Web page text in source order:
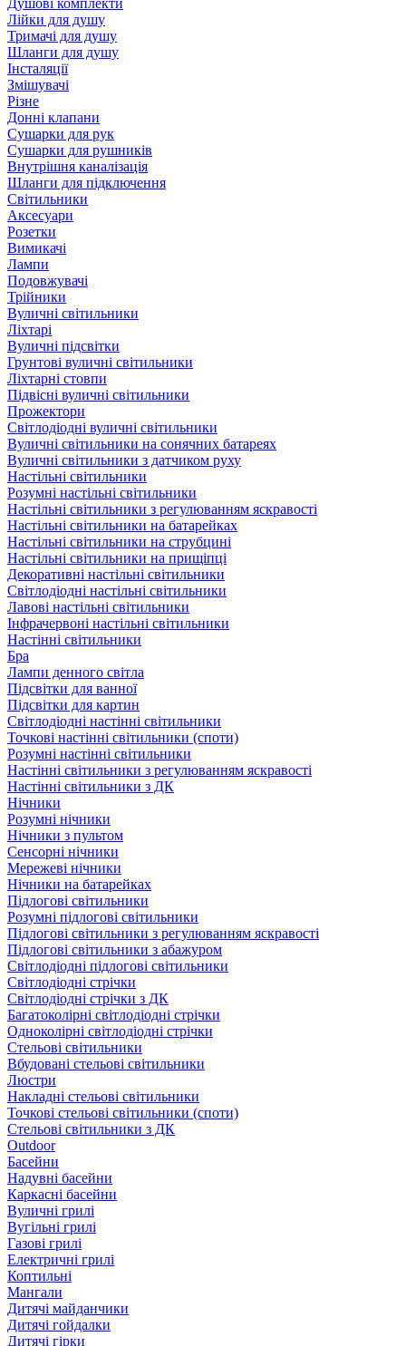
Душові комплекти
Лійки для душу
Тримачі для душу
Шланги для душу
Інсталяції
Змішувачі
Різне
Донні клапани
Сушарки для рук
Сушарки для рушників
Внутрішня каналізація
Шланги для підключення
Світильники
Аксесуари
Розетки
Вимикачі
Лампи
Подовжувачі
Трійники
Вуличні світильники
Ліхтарі
Вуличні підсвітки
Грунтові вуличні світильники
Ліхтарні стовпи
Підвісні вуличні світильники
Прожектори
Світлодіодні вуличні світильники
Вуличні світильники на сонячних батареях
Вуличні світильники з датчиком руху
Настільні світильники
Розумні настільні світильники
Настільні світильники з регулюванням яскравості
Настільні світильники на батарейках
Настільні світильники на струбцині
Настільні світильники на прищіпці
Декоративні настільні світильники
Світлодіодні настільні світильники
Лавові настільні світильники
Інфрачервоні настільні світильники
Настінні світильники
Бра
Лампи денного світла
Підсвітки для ванної
Підсвітки для картин
Світлодіодні настінні світильники
Точкові настінні світильники (споти)
Розумні настінні світильники
Настінні світильники з регулюванням яскравості
Настінні світильники з ДК
Нічники
Розумні нічники
Нічники з пультом
Сенсорні нічники
Мережеві нічники
Нічники на батарейках
Підлогові світильники
Розумні підлогові світильники
Підлогові світильники з регулюванням яскравості
Підлогові світильники з абажуром
Світлодіодні підлогові світильники
Світлодіодні стрічки
Світлодіодні стрічки з ДК
Багатоколірні світлодіодні стрічки
Одноколірні світлодіодні стрічки
Стельові світильники
Вбудовані стельові світильники
Люстри
Накладні стельові світильники
Точкові стельові світильники (споти)
Стельові світильники з ДК
Outdoor
Басейни
Надувні басейни
Каркасні басейни
Вуличні грилі
Вугільні грилі
Газові грилі
Електричні грилі
Коптильні
Мангали
Дитячі майданчики
Дитячі гойдалки
Дитячі гірки